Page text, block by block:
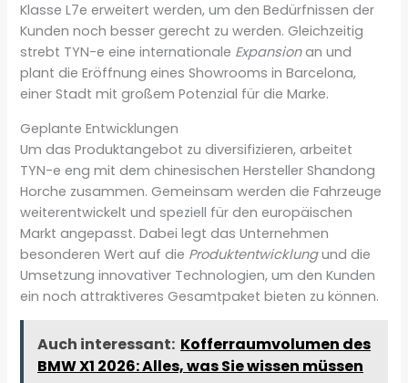
Klasse L7e erweitert werden, um den Bedürfnissen der
Kunden noch besser gerecht zu werden. Gleichzeitig
strebt TYN-e eine internationale Expansionan und
plant die Eröffnung eines Showrooms in Barcelona,
einer Stadt mit großem Potenzial für die Marke.
Geplante Entwicklungen
Um das Produktangebot zu diversifizieren, arbeitet
TYN-e eng mit dem chinesischen Hersteller Shandong
Horche zusammen. Gemeinsam werden die Fahrzeuge
weiterentwickelt und speziell für den europäischen
Markt angepasst. Dabei legt das Unternehmen
besonderen Wert auf die Produktentwicklungund die
Umsetzung innovativer Technologien, um den Kunden
ein noch attraktiveres Gesamtpaket bieten zu können.
Auch interessant: Kofferraumvolumen des
BMW X1 2026: Alles, was Sie wissen müssen